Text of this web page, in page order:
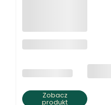
Naszyjnik z
jaspisu ziemista
PRODUCENT
Zobacz
produkt